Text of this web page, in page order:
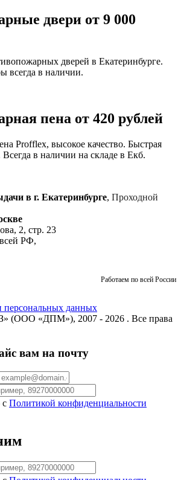
двери от 9 000
дверей в Екатеринбурге.
всегда в наличии.
пена от 420 рублей
Profflex, высокое качество. Быстрая
Всегда в наличии на складе в Екб.
в г. Екатеринбурге, Проходной
2, стр. 23
РФ,
Работаем по всей России
персональных данных
(ООО «ДПМ»), 2007 - 2026 . Все права
вам на почту
с Политикой конфиденциальности